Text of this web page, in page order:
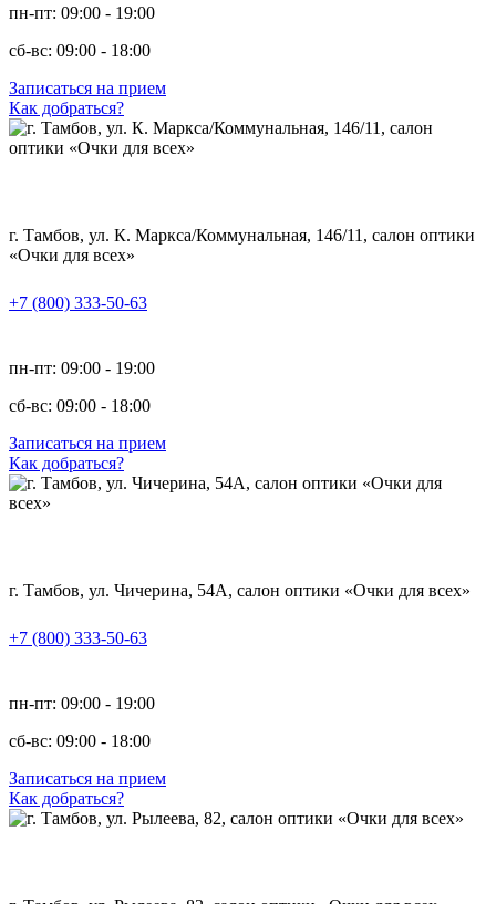
пн-пт: 09:00 - 19:00
сб-вс: 09:00 - 18:00
Записаться на прием
Как добраться?
г. Тамбов, ул. К. Маркса/Коммунальная, 146/11, салон оптики
«Очки для всех»
+7 (800) 333-50-63
пн-пт: 09:00 - 19:00
сб-вс: 09:00 - 18:00
Записаться на прием
Как добраться?
г. Тамбов, ул. Чичерина, 54А, салон оптики «Очки для всех»
+7 (800) 333-50-63
пн-пт: 09:00 - 19:00
сб-вс: 09:00 - 18:00
Записаться на прием
Как добраться?